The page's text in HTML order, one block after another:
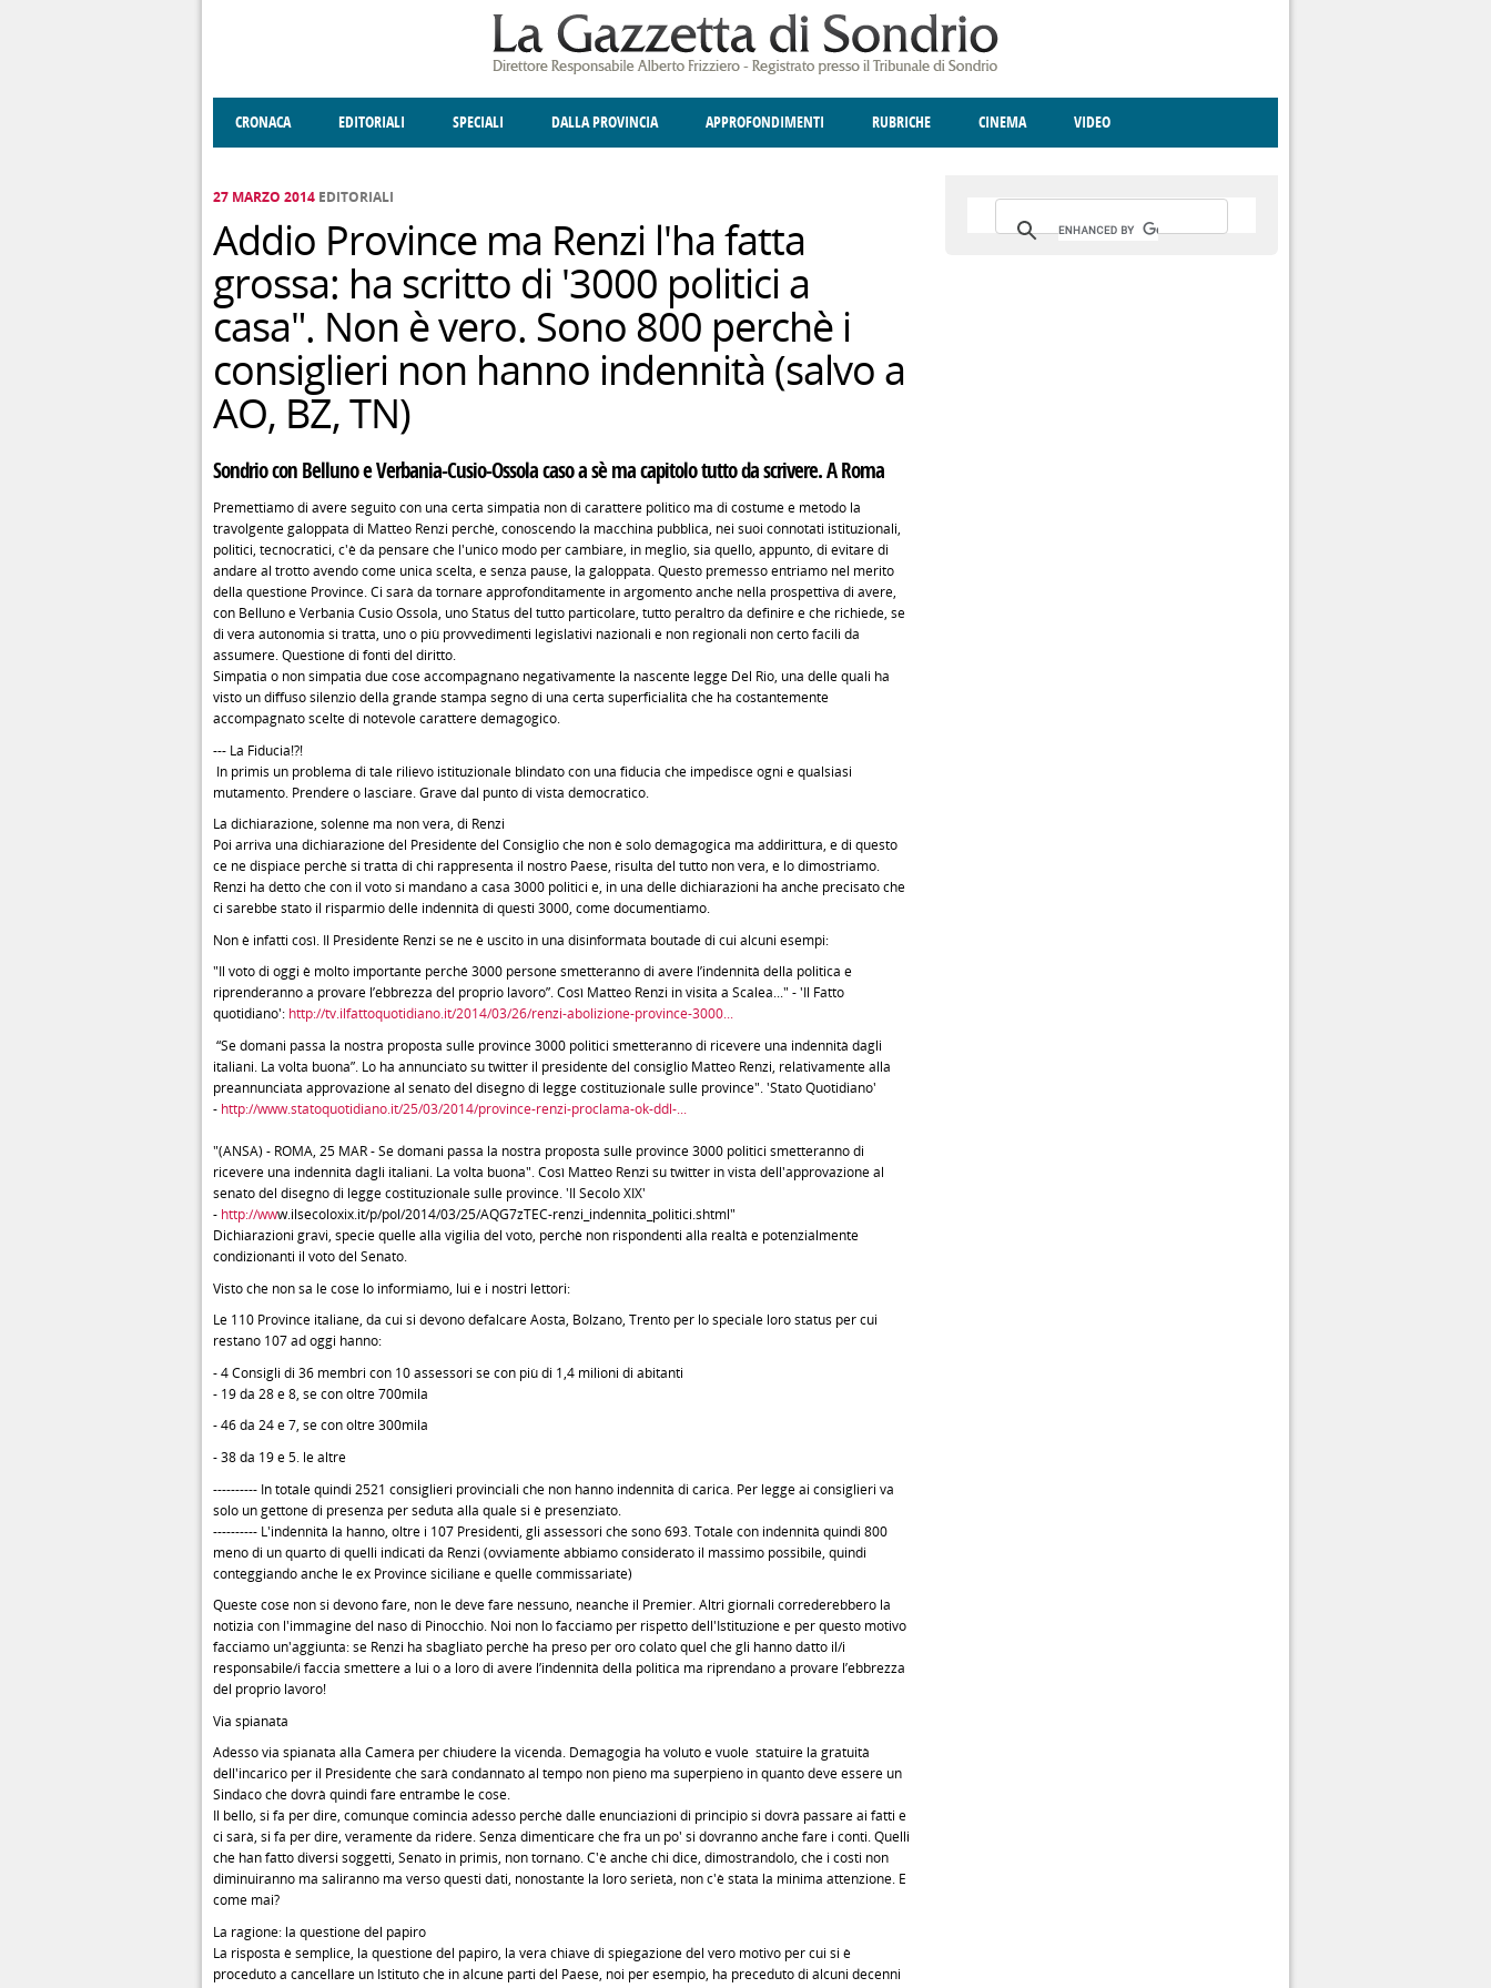
CRONACA EDITORIALI SPECIALI DALLA PROVINCIA APPROFONDIMENTI RUBRICHE CINEMA VIDEO
27 MARZO 2014 EDITORIALI
Addio Province ma Renzi l'ha fatta
grossa: ha scritto di '3000 politici a
casa". Non è vero. Sono 800 perchè i
consiglieri non hanno indennità (salvo a
AO, BZ, TN)
Sondrio con Belluno e Verbania-Cusio-Ossola caso a sè ma capitolo tutto da scrivere. A Roma
Premettiamo di avere seguito con una certa simpatia non di carattere politico ma di costume e metodo la
travolgente galoppata di Matteo Renzi perchè, conoscendo la macchina pubblica, nei suoi connotati istituzionali,
politici, tecnocratici, c'è da pensare che l'unico modo per cambiare, in meglio, sia quello, appunto, di evitare di
andare al trotto avendo come unica scelta, e senza pause, la galoppata. Questo premesso entriamo nel merito
della questione Province. Ci sarà da tornare approfonditamente in argomento anche nella prospettiva di avere,
con Belluno e Verbania Cusio Ossola, uno Status del tutto particolare, tutto peraltro da definire e che richiede, se
di vera autonomia si tratta, uno o più provvedimenti legislativi nazionali e non regionali non certo facili da
assumere. Questione di fonti del diritto.
Simpatia o non simpatia due cose accompagnano negativamente la nascente legge Del Rio, una delle quali ha
visto un diffuso silenzio della grande stampa segno di una certa superficialità che ha costantemente
accompagnato scelte di notevole carattere demagogico.
--- La Fiducia!?!
In primis un problema di tale rilievo istituzionale blindato con una fiducia che impedisce ogni e qualsiasi
mutamento. Prendere o lasciare. Grave dal punto di vista democratico.
La dichiarazione, solenne ma non vera, di Renzi
Poi arriva una dichiarazione del Presidente del Consiglio che non è solo demagogica ma addirittura, e di questo
ce ne dispiace perchè si tratta di chi rappresenta il nostro Paese, risulta del tutto non vera, e lo dimostriamo.
Renzi ha detto che con il voto si mandano a casa 3000 politici e, in una delle dichiarazioni ha anche precisato che
ci sarebbe stato il risparmio delle indennità di questi 3000, come documentiamo.
Non è infatti così. Il Presidente Renzi se ne è uscito in una disinformata boutade di cui alcuni esempi:
"Il voto di oggi è molto importante perché 3000 persone smetteranno di avere l’indennità della politica e
riprenderanno a provare l’ebbrezza del proprio lavoro”. Così Matteo Renzi in visita a Scalea..." - 'Il Fatto
quotidiano': http://tv.ilfattoquotidiano.it/2014/03/26/renzi-abolizione-province-3000...
“Se domani passa la nostra proposta sulle province 3000 politici smetteranno di ricevere una indennità dagli
italiani. La volta buona”. Lo ha annunciato su twitter il presidente del consiglio Matteo Renzi, relativamente alla
preannunciata approvazione al senato del disegno di legge costituzionale sulle province". 'Stato Quotidiano'
- http://www.statoquotidiano.it/25/03/2014/province-renzi-proclama-ok-ddl-...
"(ANSA) - ROMA, 25 MAR - Se domani passa la nostra proposta sulle province 3000 politici smetteranno di
ricevere una indennità dagli italiani. La volta buona". Così Matteo Renzi su twitter in vista dell'approvazione al
senato del disegno di legge costituzionale sulle province. 'Il Secolo XIX'
- http://www.ilsecoloxix.it/p/pol/2014/03/25/AQG7zTEC-renzi_indennita_politici.shtml"
Dichiarazioni gravi, specie quelle alla vigilia del voto, perchè non rispondenti alla realtà e potenzialmente
condizionanti il voto del Senato.
Visto che non sa le cose lo informiamo, lui e i nostri lettori:
Le 110 Province italiane, da cui si devono defalcare Aosta, Bolzano, Trento per lo speciale loro status per cui
restano 107 ad oggi hanno:
- 4 Consigli di 36 membri con 10 assessori se con più di 1,4 milioni di abitanti
- 19 da 28 e 8, se con oltre 700mila
- 46 da 24 e 7, se con oltre 300mila
- 38 da 19 e 5. le altre
---------- In totale quindi 2521 consiglieri provinciali che non hanno indennità di carica. Per legge ai consiglieri va
solo un gettone di presenza per seduta alla quale si è presenziato.
---------- L'indennità la hanno, oltre i 107 Presidenti, gli assessori che sono 693. Totale con indennità quindi 800
meno di un quarto di quelli indicati da Renzi (ovviamente abbiamo considerato il massimo possibile, quindi
conteggiando anche le ex Province siciliane e quelle commissariate)
Queste cose non si devono fare, non le deve fare nessuno, neanche il Premier. Altri giornali correderebbero la
notizia con l'immagine del naso di Pinocchio. Noi non lo facciamo per rispetto dell'Istituzione e per questo motivo
facciamo un'aggiunta: se Renzi ha sbagliato perchè ha preso per oro colato quel che gli hanno datto il/i
responsabile/i faccia smettere a lui o a loro di avere l’indennità della politica ma riprendano a provare l’ebbrezza
del proprio lavoro!
Via spianata
Adesso via spianata alla Camera per chiudere la vicenda. Demagogia ha voluto e vuole statuire la gratuità
dell'incarico per il Presidente che sarà condannato al tempo non pieno ma superpieno in quanto deve essere un
Sindaco che dovrà quindi fare entrambe le cose.
Il bello, si fa per dire, comunque comincia adesso perchè dalle enunciazioni di principio si dovrà passare ai fatti e
ci sarà, si fa per dire, veramente da ridere. Senza dimenticare che fra un po' si dovranno anche fare i conti. Quelli
che han fatto diversi soggetti, Senato in primis, non tornano. C'è anche chi dice, dimostrandolo, che i costi non
diminuiranno ma saliranno ma verso questi dati, nonostante la loro serietà, non c'è stata la minima attenzione. E
come mai?
La ragione: la questione del papiro
La risposta è semplice, la questione del papiro, la vera chiave di spiegazione del vero motivo per cui si è
proceduto a cancellare un Istituto che in alcune parti del Paese, noi per esempio, ha preceduto di alcuni decenni